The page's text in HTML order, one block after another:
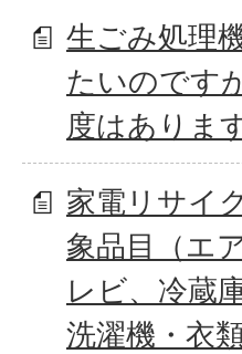
生ごみ処理
たいのです
度はありま
家電リサイ
象品目（エ
レビ、冷蔵
洗濯機・衣